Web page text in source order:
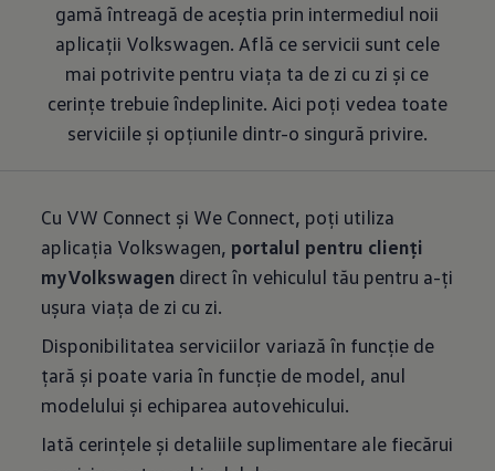
gamă întreagă de aceștia prin intermediul noii
aplicații Volkswagen. Află ce servicii sunt cele
mai potrivite pentru viața ta de zi cu zi și ce
cerințe trebuie îndeplinite. Aici poți vedea toate
serviciile și opțiunile dintr-o singură privire.
Cu VW Connect și We Connect, poți utiliza
aplicația Volkswagen, portalul pentru clienți
myVolkswagen direct în vehiculul tău pentru a-ți
ușura viața de zi cu zi.
Disponibilitatea serviciilor variază în funcție de
țară și poate varia în funcție de model, anul
modelului și echiparea autovehicului.
Iată cerințele și detaliile suplimentare ale fiecărui